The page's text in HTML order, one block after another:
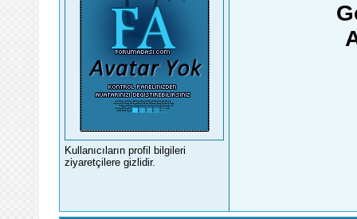
Kullanıcıların profil bilgileri
ziyaretçilere gizlidir.